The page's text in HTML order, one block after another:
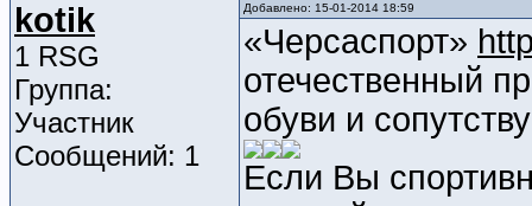
kotik
1 RSG
Группа:
Участник
Сообщений: 1
Добавлено: 15-01-2014 18:59
«Черсаспорт»
отечественный
обуви и
Если Вы